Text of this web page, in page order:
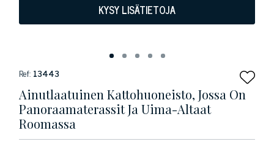
KYSY LISÄTIETOJA
Ref: 13443
Ainutlaatuinen Kattohuoneisto, Jossa On
Panoraamaterassit Ja Uima-Altaat
Roomassa